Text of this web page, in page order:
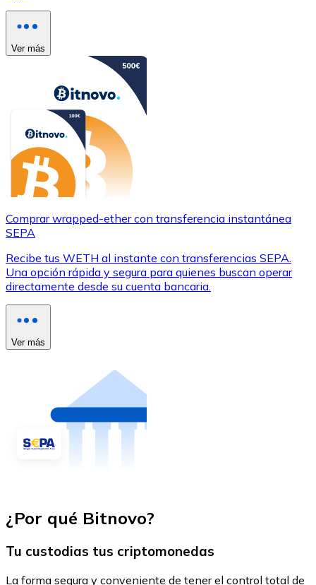
Ver más
Comprar wrapped-ether con transferencia instantánea
SEPA
Recibe tus WETH al instante con transferencias SEPA.
Una opción rápida y segura para quienes buscan operar
directamente desde su cuenta bancaria.
Ver más
¿Por qué Bitnovo?
Tu custodias tus criptomonedas
La forma segura y conveniente de tener el control total de